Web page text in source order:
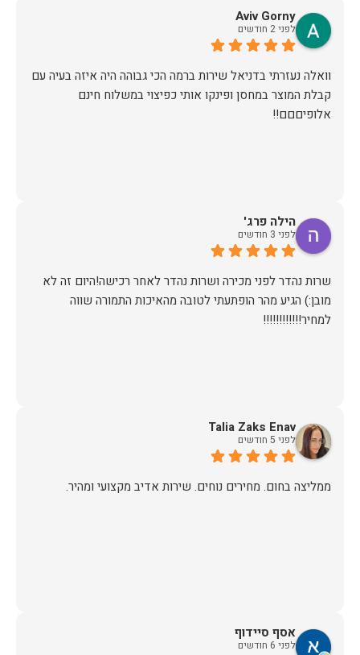
תודה.
Aviv Gorny
לפני 2 חודשים
וואלה נעזרתי בדניאל שירות ברמה הכי גבוהה היה איזה בעיה עם
קבלת המוצר במחסן ופינקו אותי כפיצוי במשלוח חינם
אלופיםםם!!
הילה פרג'
לפני 3 חודשים
שרות נהדר לפני מכירה ושרות נהדר לאחר רכישה!היום זה לא
מובן:) הגיע מהר הופתעתי לטובה מהאיכות התמורה שווה
למחיר!!!!!!!!!!!!
Talia Zaks Enav
לפני 5 חודשים
ממליצה בחום. מחירים נוחים. שירות אדיב מקצועי ומהיר.
אסף סיידוף
לפני 6 חודשים